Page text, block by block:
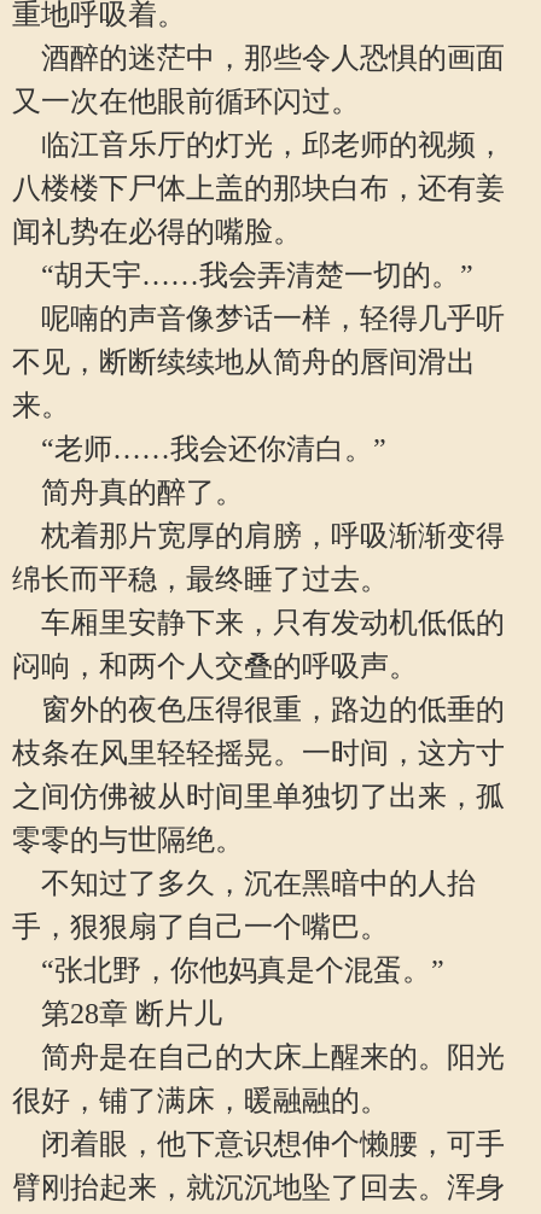
重地呼吸着。
酒醉的迷茫中，那些令人恐惧的画面
又一次在他眼前循环闪过。
临江音乐厅的灯光，邱老师的视频，
八楼楼下尸体上盖的那块白布，还有姜
闻礼势在必得的嘴脸。
“胡天宇……我会弄清楚一切的。”
呢喃的声音像梦话一样，轻得几乎听
不见，断断续续地从简舟的唇间滑出
来。
“老师……我会还你清白。”
简舟真的醉了。
枕着那片宽厚的肩膀，呼吸渐渐变得
绵长而平稳，最终睡了过去。
车厢里安静下来，只有发动机低低的
闷响，和两个人交叠的呼吸声。
窗外的夜色压得很重，路边的低垂的
枝条在风里轻轻摇晃。一时间，这方寸
之间仿佛被从时间里单独切了出来，孤
零零的与世隔绝。
不知过了多久，沉在黑暗中的人抬
手，狠狠扇了自己一个嘴巴。
“张北野，你他妈真是个混蛋。”
第28章 断片儿
简舟是在自己的大床上醒来的。阳光
很好，铺了满床，暖融融的。
闭着眼，他下意识想伸个懒腰，可手
臂刚抬起来，就沉沉地坠了回去。浑身